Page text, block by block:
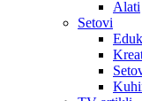
Alati
Setovi